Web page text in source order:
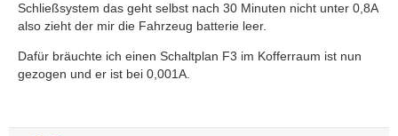
Schließsystem das geht selbst nach 30 Minuten nicht unter 0,8A
also zieht der mir die Fahrzeug batterie leer.
Dafür bräuchte ich einen Schaltplan F3 im Kofferraum ist nun
gezogen und er ist bei 0,001A.